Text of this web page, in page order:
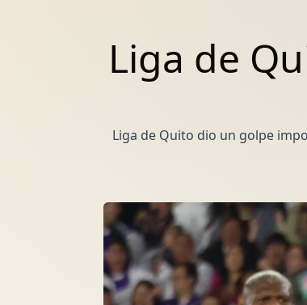
Liga de
Liga de Quito dio un golpe